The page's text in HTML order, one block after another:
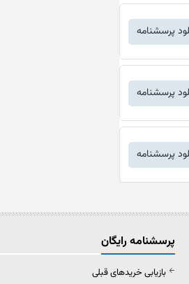
پرسشنامه
پرسشنامه
پرسشنامه
پرسشنامه رایگان
بازیابی خریدهای قبلی